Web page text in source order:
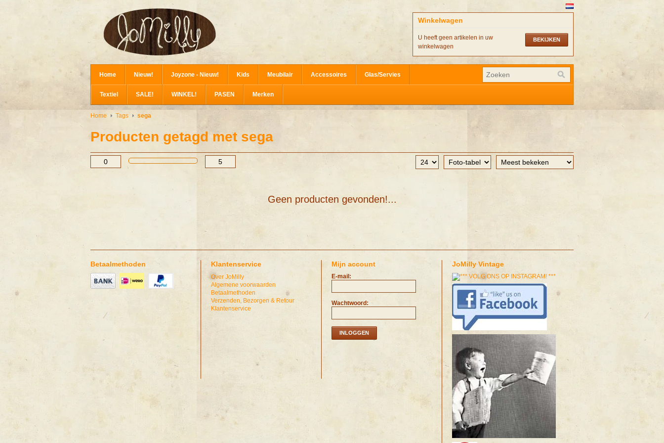
Winkelwagen
BEKIJKEN
U heeft geen artikelen in uw
winkelwagen
Home Nieuw! Joyzone - Nieuw! Kids Meubilair Accessoires Glas/Servies
Textiel SALE! WINKEL! PASEN Merken
Home Tags sega
Producten getagd met sega
Geen producten gevonden!...
Betaalmethoden Klantenservice
Over JoMilly
Algemene voorwaarden
Betaalmethoden
Verzenden, Bezorgen & Retour
Klantenservice
Mijn account
E-mail:
Wachtwoord:
INLOGGEN
JoMilly Vintage